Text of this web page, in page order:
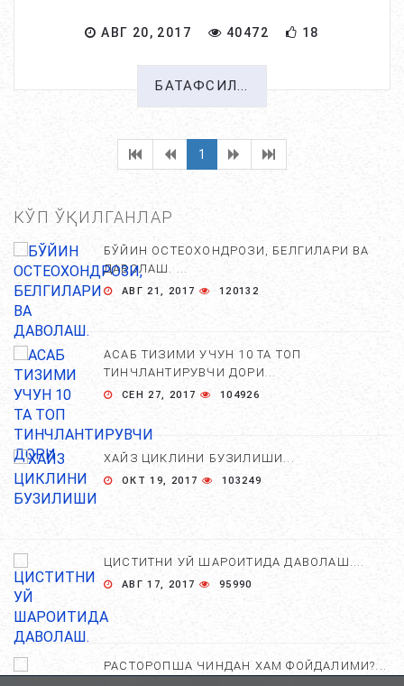
АВГ 20, 2017 40472 18
БАТАФСИЛ...
1
КЎП ЎҚИЛГАНЛАР
БЎЙИН ОСТЕОХОНДРОЗИ, БЕЛГИЛАРИ ВА
ДАВОЛАШ. ...
АВГ 21, 2017 120132
АСАБ ТИЗИМИ УЧУН 10 ТА ТОП
ТИНЧЛАНТИРУВЧИ ДОРИ...
СЕН 27, 2017 104926
ХАЙЗ ЦИКЛИНИ БУЗИЛИШИ...
ОКТ 19, 2017 103249
ЦИСТИТНИ УЙ ШАРОИТИДА ДАВОЛАШ....
АВГ 17, 2017 95990
РАСТОРОПША ЧИНДАН ХАМ ФОЙДАЛИМИ?...